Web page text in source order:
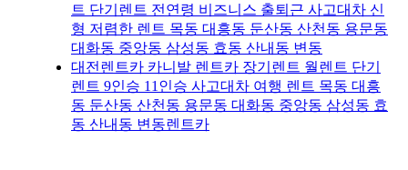
트 단기렌트 전연령 비즈니스 출퇴근 사고대차 신
형 저렴한 렌트 목동 대흥동 둔산동 산천동 용문동
대화동 중앙동 삼성동 효동 산내동 변동
대전렌트카 카니발 렌트카 장기렌트 월렌트 단기
렌트 9인승 11인승 사고대차 여행 렌트 목동 대흥
동 둔산동 산천동 용문동 대화동 중앙동 삼성동 효
동 산내동 변동렌트카